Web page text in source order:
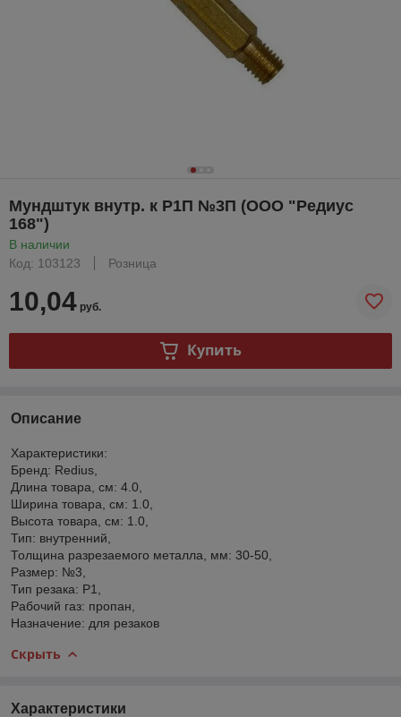
Мундштук внутр. к Р1П №3П (ООО "Редиус
168")
В наличии
Код: 103123
Розница
10,04 руб.
Купить
Описание
Характеристики:
Бренд: Redius,
Длина товара, см: 4.0,
Ширина товара, см: 1.0,
Высота товара, см: 1.0,
Тип: внутренний,
Толщина разрезаемого металла, мм: 30-50,
Размер: №3,
Тип резака: Р1,
Рабочий газ: пропан,
Назначение: для резаков
Скрыть
Характеристики